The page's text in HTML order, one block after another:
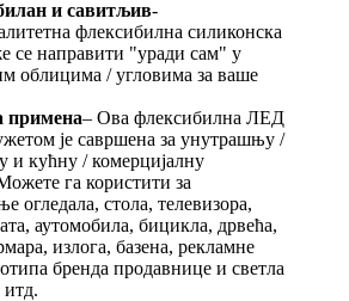
и савитљив-
флексибилна силиконска
се направити "уради сам" у
облицима / угловима за ваше
примена– Ова флексибилна ЛЕД
је савршена за унутрашњу /
кућну / комерцијалну
га користити за
огледала, стола, телевизора,
аутомобила, бицикла, дрвећа,
излога, базена, рекламне
бренда продавнице и светла
итд.